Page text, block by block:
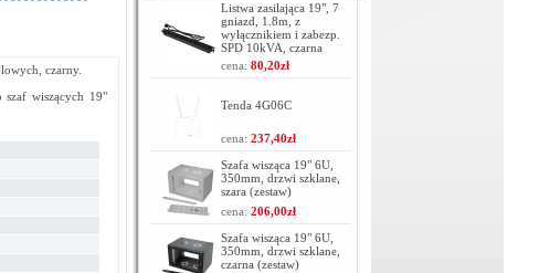
czarny.
szaf wiszących 19"
Listwa zasilająca 19", 7
gniazd, 1.8m, z
wyłącznikiem i zabezp.
SPD 10kVA, czarna
cena: 80,20zł
Tenda 4G06C
cena: 237,40zł
Szafa wisząca 19" 6U,
350mm, drzwi szklane,
szara (zestaw)
cena: 206,00zł
Szafa wisząca 19" 6U,
350mm, drzwi szklane,
czarna (zestaw)